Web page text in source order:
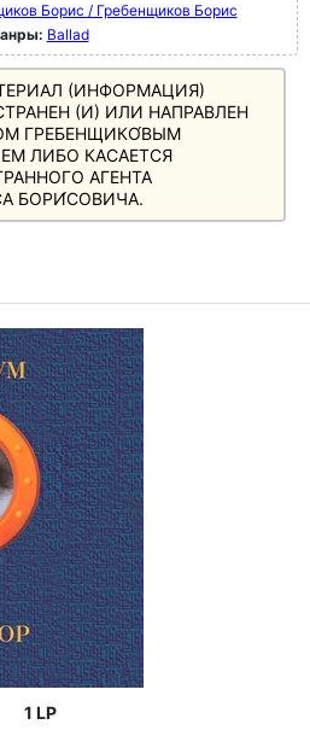
Борис / Гребенщиков Борис
Ballad
(ИНФОРМАЦИЯ)
(И) ИЛИ НАПРАВЛЕН
ГРЕБЕНЩИКО́ВЫМ
ЛИБО КАСАЕТСЯ
АГЕНТА
БОРИ́СОВИЧА.
1 LP